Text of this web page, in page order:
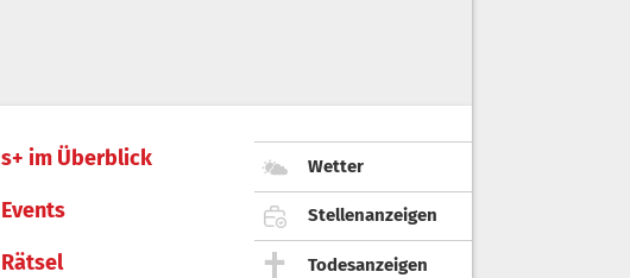
s+ im Überblick
Events
Rätsel
Wetter
Stellenanzeigen
Todesanzeigen